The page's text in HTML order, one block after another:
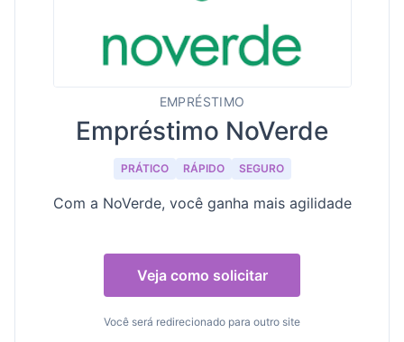
EMPRÉSTIMO
Empréstimo NoVerde
PRÁTICO RÁPIDO SEGURO
Com a NoVerde, você ganha mais agilidade
Veja como solicitar
Você será redirecionado para outro site